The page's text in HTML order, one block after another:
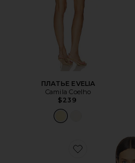
ПЛАТЬЕ EVELIA
Camila Coelho
$239
Favorite ТОП KATE